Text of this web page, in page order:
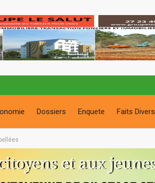
Dossiers Enquete Faits Divers